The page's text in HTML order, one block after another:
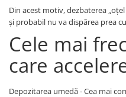
Din acest motiv, dezbaterea
și probabil nu va dispărea prea
Cele mai
care
Depozitarea umedă - Cea mai